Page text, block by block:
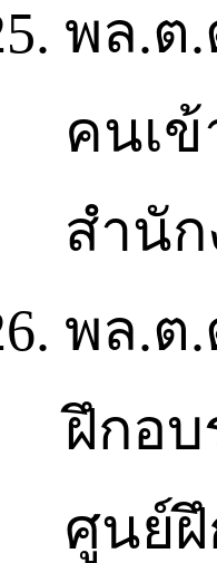
พล.ต.
คนเข้
สำนัก
พล.ต
ฝึกอบ
ศูนย์